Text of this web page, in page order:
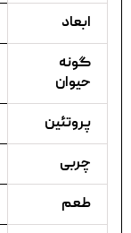
ابعاد
گونه
حیوان
پروتئین
چربی
طعم